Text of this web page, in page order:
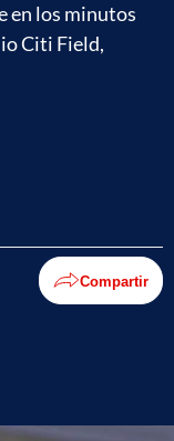
en los minutos
Citi Field,
Compartir